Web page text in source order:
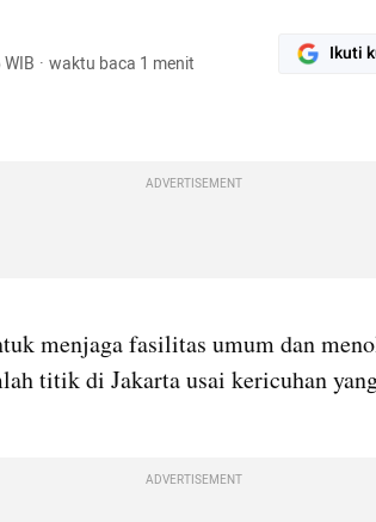
· waktu baca 1 menit Ikuti
ADVERTISEMENT
menjaga fasilitas umum dan
titik di Jakarta usai kericuhan
ADVERTISEMENT